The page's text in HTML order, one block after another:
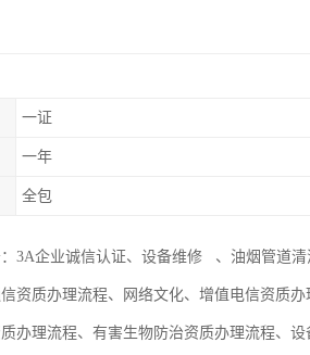
一证
一年
全包
3A企业诚信认证、设备维修 、油烟管道
资质办理流程、网络文化、增值电信资质
办理流程、有害生物防治资质办理流程、设